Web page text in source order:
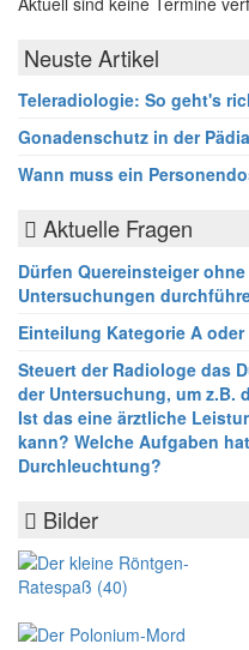
Neuste Artikel
Teleradiologie: So geht's
Gonadenschutz in der
Wann muss ein
Aktuelle Fragen
Dürfen Quereinsteiger
Untersuchungen
Einteilung Kategorie A oder
Steuert der Radiologe das
der Untersuchung, um z.B.
Ist das eine ärztliche
kann? Welche Aufgaben
Durchleuchtung?
Bilder